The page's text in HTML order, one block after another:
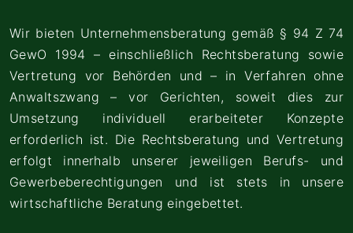
Wir bieten Unternehmensberatung gemäß § 94 Z 74
GewO 1994 – einschließlich Rechtsberatung sowie
Vertretung vor Behörden und – in Verfahren ohne
Anwaltszwang – vor Gerichten, soweit dies zur
Umsetzung individuell erarbeiteter Konzepte
erforderlich ist. Die Rechtsberatung und Vertretung
erfolgt innerhalb unserer jeweiligen Berufs- und
Gewerbeberechtigungen und ist stets in unsere
wirtschaftliche Beratung eingebettet.